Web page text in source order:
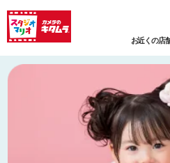
お近くの店